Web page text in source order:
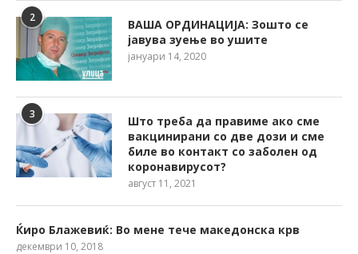
2
ВАША ОРДИНАЦИЈА: Зошто се
јавува зуење во ушите
јануари 14, 2020
3
Што треба да правиме ако сме
вакцинирани со две дози и сме
биле во контакт со заболен од
коронавирусот?
август 11, 2021
Ќиро Блажевиќ: Во мене тече македонска крв
декември 10, 2018